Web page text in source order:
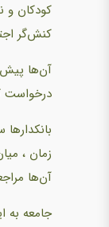
کودکان و
کنش‌گر
آن‌ها پیش
درخواست
زمان ،
آن‌ها
جامعه به